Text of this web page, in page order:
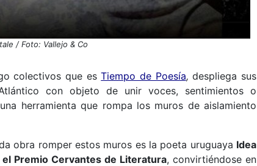
/ Foto: Vallejo & Co
colectivos que esTiempo de Poesía,despliega sus
con objeto de unir voces, sentimientos o
herramienta que rompa los muros de aislamiento
obra romper estos muros es la poeta uruguaya Idea
Premio Cervantes de Literatura, convirtiéndose en